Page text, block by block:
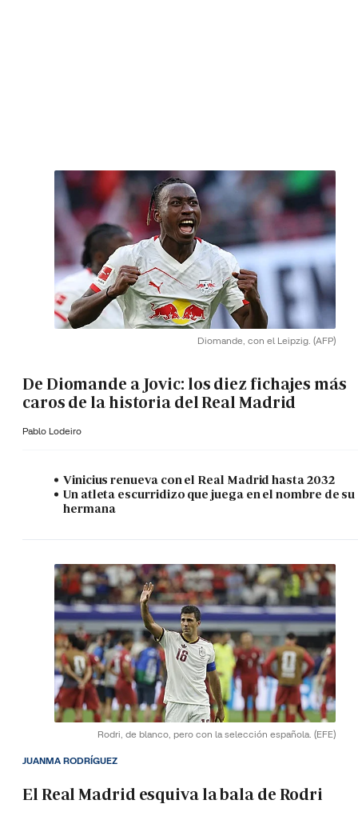
Diomande, con el Leipzig. (AFP)
De Diomande a Jovic: los diez fichajes más
caros de la historia del Real Madrid
Pablo Lodeiro
Vinicius renueva con el Real Madrid hasta 2032
Un atleta escurridizo que juega en el nombre de su
hermana
Rodri, de blanco, pero con la selección española. (EFE)
El Real Madrid esquiva la bala de Rodri
JUANMA RODRÍGUEZ